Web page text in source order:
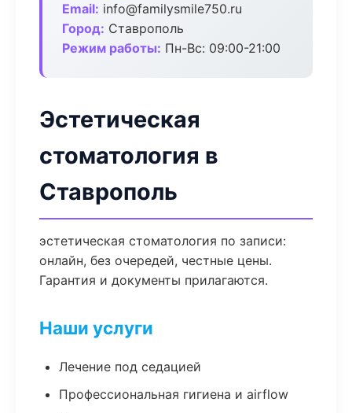
Email: info@familysmile750.ru
Город: Ставрополь
Режим работы: Пн-Вс: 09:00-21:00
Эстетическая
стоматология в
Ставрополь
эстетическая стоматология по записи:
онлайн, без очередей, честные цены.
Гарантия и документы прилагаются.
Наши услуги
Лечение под седацией
Профессиональная гигиена и airflow